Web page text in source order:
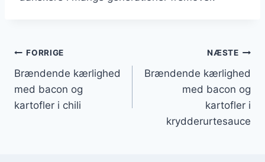
Indlægsnavigation
FORRIGE
Brændende kærlighed
med bacon og
kartofler i chili
NÆSTE
Brændende kærlighed
med bacon og
kartofler i
krydderurtesauce